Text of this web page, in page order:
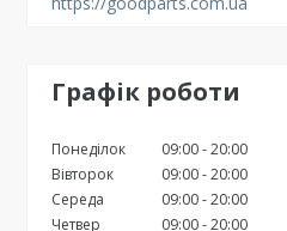
Графік роботи
Понеділок 09:00 20:00
Вівторок
09:00 20:00
Середа
09:00 20:00
Четвер
09:00 20:00